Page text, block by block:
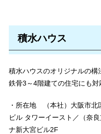
積水ハウス
積水ハウスのオリジナルの構
鉄骨3～4階建ての住宅にも対
・所在地 （本社）大阪市北
ビル タワーイースト／（奈
ナ新大宮ビル2F